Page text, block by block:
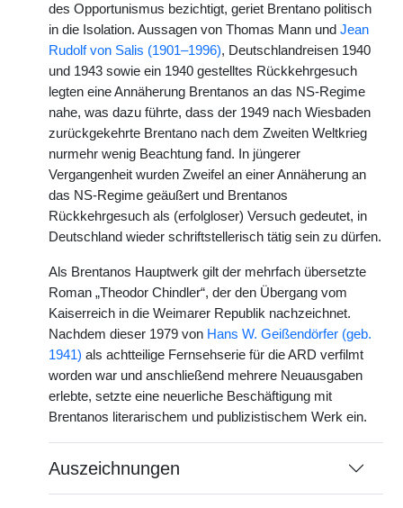
des Opportunismus bezichtigt, geriet Brentano politisch
in die Isolation. Aussagen von Thomas Mann und Jean
Rudolf von Salis (1901–1996), Deutschlandreisen 1940
und 1943 sowie ein 1940 gestelltes Rückkehrgesuch
legten eine Annäherung Brentanos an das NS-Regime
nahe, was dazu führte, dass der 1949 nach Wiesbaden
zurückgekehrte Brentano nach dem Zweiten Weltkrieg
nurmehr wenig Beachtung fand. In jüngerer
Vergangenheit wurden Zweifel an einer Annäherung an
das NS-Regime geäußert und Brentanos
Rückkehrgesuch als (erfolgloser) Versuch gedeutet, in
Deutschland wieder schriftstellerisch tätig sein zu dürfen.
Als Brentanos Hauptwerk gilt der mehrfach übersetzte
Roman „Theodor Chindler“, der den Übergang vom
Kaiserreich in die Weimarer Republik nachzeichnet.
Nachdem dieser 1979 von Hans W. Geißendörfer (geb.
1941) als achtteilige Fernsehserie für die ARD verfilmt
worden war und anschließend mehrere Neuausgaben
erlebte, setzte eine neuerliche Beschäftigung mit
Brentanos literarischem und publizistischem Werk ein.
Auszeichnungen